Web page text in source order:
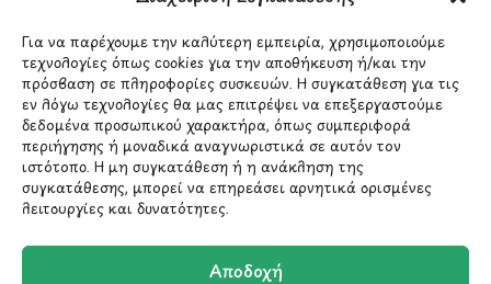
Για να παρέχουμε την καλύτερη εμπειρία, χρησιμοποιούμε
τεχνολογίες όπως cookies για την αποθήκευση ή/και την
πρόσβαση σε πληροφορίες συσκευών. Η συγκατάθεση για τις
εν λόγω τεχνολογίες θα μας επιτρέψει να επεξεργαστούμε
δεδομένα προσωπικού χαρακτήρα, όπως συμπεριφορά
περιήγησης ή μοναδικά αναγνωριστικά σε αυτόν τον
ιστότοπο. Η μη συγκατάθεση ή η ανάκληση της
συγκατάθεσης, μπορεί να επηρεάσει αρνητικά ορισμένες
λειτουργίες και δυνατότητες.
Αποδοχή
Μάθετε πρώτοι τα νέα
και τις προσφορές
μας.